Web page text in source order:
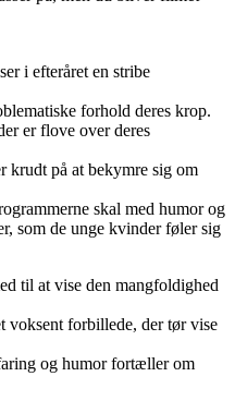
i efteråret en stribe
forhold deres krop.
er flove over deres
krudt på at bekymre sig om
skal med humor og
som de unge kvinder føler sig
til at vise den mangfoldighed
voksent forbillede, der tør vise
og humor fortæller om